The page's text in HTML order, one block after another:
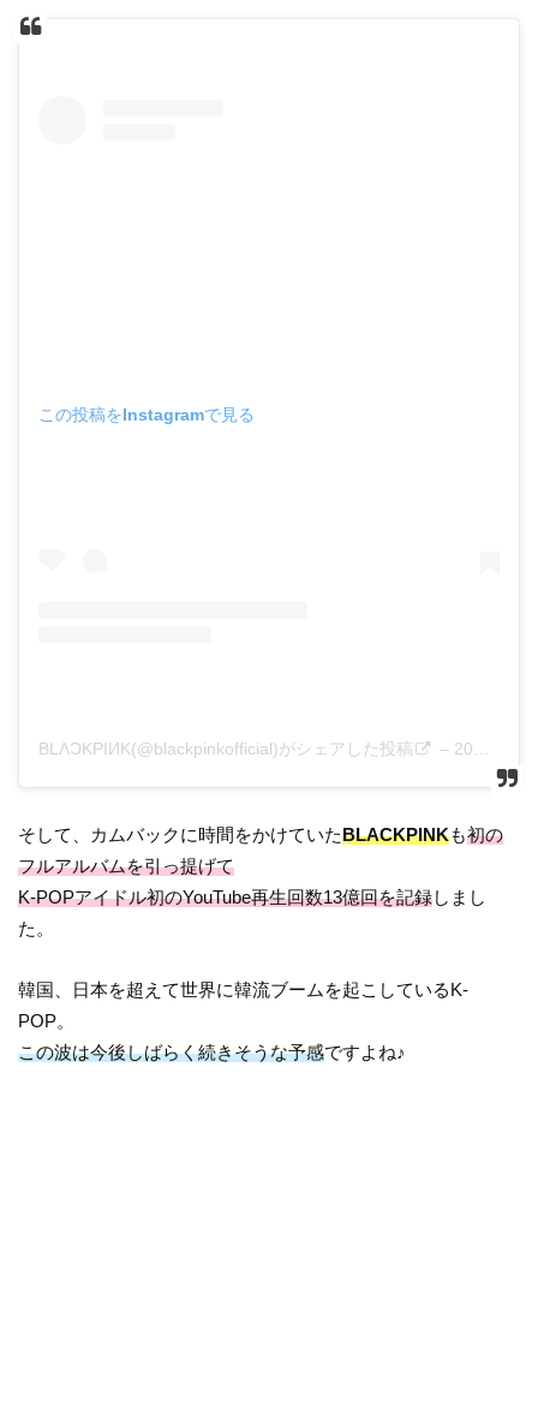
この投稿をInstagramで見る
BLΛƆKPIИK(@blackpinkofficial)がシェアした投稿 – 2020年 9月月28日午後5時03分PDT
そして、カムバックに時間をかけていたBLACKPINKも初の
フルアルバムを引っ提げて
K-POPアイドル初のYouTube再生回数13億回を記録しまし
た。
韓国、日本を超えて世界に韓流ブームを起こしているK-
POP。
この波は今後しばらく続きそうな予感ですよね♪